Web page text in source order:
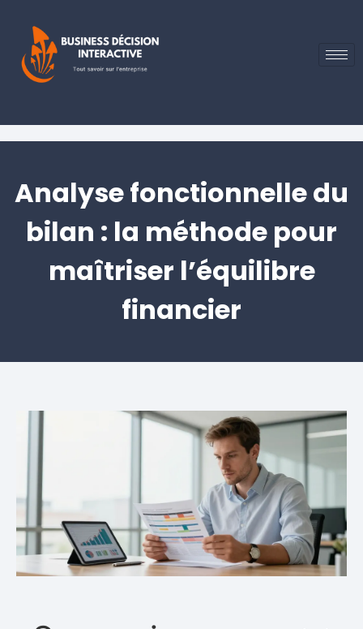
Analyse fonctionnelle du
bilan : la méthode pour
maîtriser l’équilibre
financier